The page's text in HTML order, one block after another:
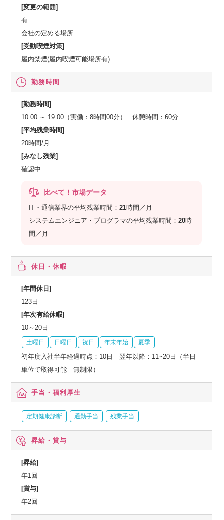
[変更の範囲]
有
会社の定める場所
[受動喫煙対策]
屋内禁煙(屋内喫煙可能場所有)
勤務時間
[勤務時間]
10:00 ～ 19:00（実働：8時間00分） 休憩時間：60分
[平均残業時間]
20時間/月
[みなし残業]
確認中
比べて！市場データ
IT・通信業界の平均残業時間：21時間／月
システムエンジニア・プログラマの平均残業時間：20時
間／月
休日・休暇
[年間休日]
123日
[年次有給休暇]
10～20日
土曜日 日曜日 祝日 年末年始 夏季
初年度入社半年経過時点：10日 翌年以降：11~20日（半日
単位で取得可能 無制限）
手当・福利厚生
定期健康診断 通勤手当 残業手当
昇給・賞与
[昇給]
年1回
[賞与]
年2回